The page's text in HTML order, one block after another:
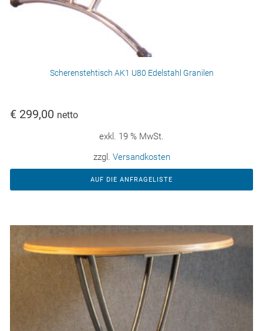
Scherenstehtisch AK1 U80 Edelstahl Granilen
€ 299,00 netto
exkl. 19 % MwSt.
zzgl. Versandkosten
AUF DIE ANFRAGELISTE